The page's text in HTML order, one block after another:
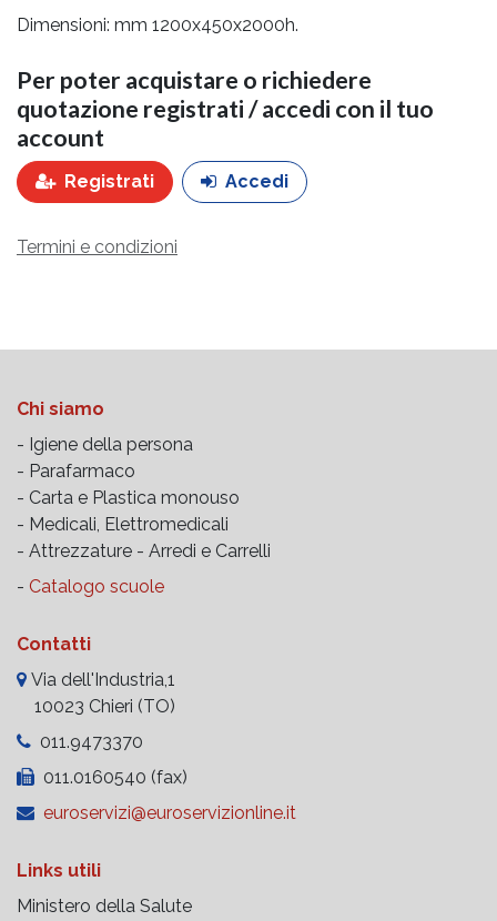
Dimensioni: mm 1200x450x2000h.
Per poter acquistare o richiedere
quotazione registrati / accedi con il tuo
account
Registrati Accedi
Termini e condizioni
Chi siamo
- Igiene della persona
- Parafarmaco
- Carta e Plastica monouso
- Medicali, Elettromedicali
- Attrezzature - Arredi e Carrelli
- Catalogo scuole
Contatti
Via dell'Industria,1
10023 Chieri (TO)
011.9473370
011.0160540 (fax)
euroservizi@euroservizionline.it
Links utili
Ministero della Salute